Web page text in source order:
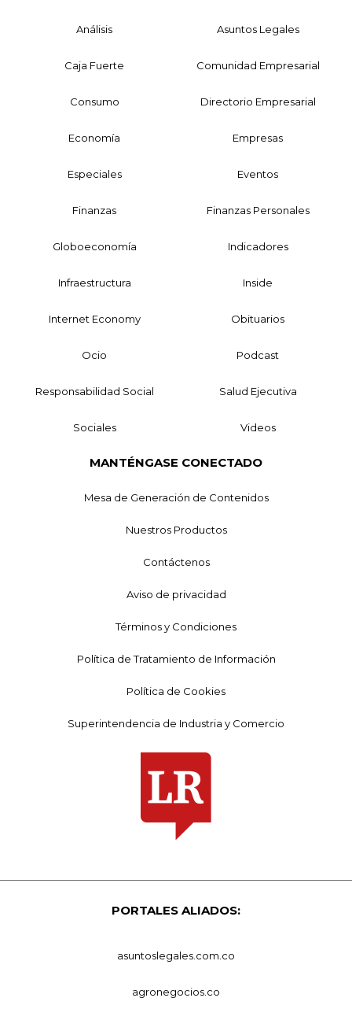
Análisis Asuntos Legales
Caja Fuerte Comunidad Empresarial
Consumo Directorio Empresarial
Economía Empresas
Especiales Eventos
Finanzas Finanzas Personales
Globoeconomía Indicadores
Infraestructura Inside
Internet Economy Obituarios
Ocio Podcast
Responsabilidad Social Salud Ejecutiva
Sociales Videos
MANTÉNGASE CONECTADO
Mesa de Generación de Contenidos
Nuestros Productos
Contáctenos
Aviso de privacidad
Términos y Condiciones
Política de Tratamiento de Información
Política de Cookies
Superintendencia de Industria y Comercio
PORTALES ALIADOS:
asuntoslegales.com.co
agronegocios.co